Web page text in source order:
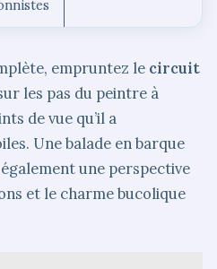
empruntez le circuit
les pas du peintre à
de vue qu’il a
Une balade en barque
une perspective
et le charme bucolique